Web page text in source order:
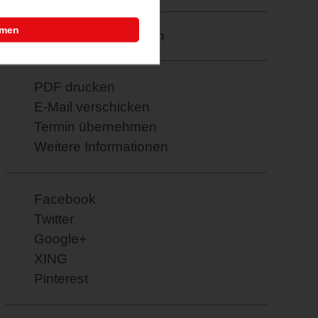
Merkzettel: speichern
PDF drucken
E-Mail verschicken
Termin übernehmen
Weitere Informationen
Facebook
Twitter
Google+
XING
Pinterest